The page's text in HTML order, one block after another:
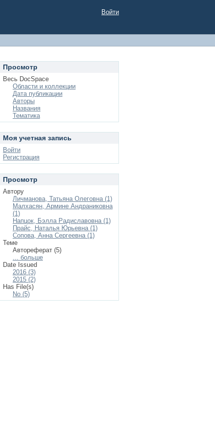
Войти
Просмотр
Весь DocSpace
Области и коллекции
Дата публикации
Авторы
Названия
Тематика
Моя учетная запись
Войти
Регистрация
Просмотр
Автору
Личманова, Татьяна Олеговна (1)
Малхасян, Армине Андраниковна
(1)
Напцок, Бэлла Радиславовна (1)
Прайс, Наталья Юрьевна (1)
Сопова, Анна Сергеевна (1)
Теме
Автореферат (5)
... больше
Date Issued
2016 (3)
2015 (2)
Has File(s)
No (5)